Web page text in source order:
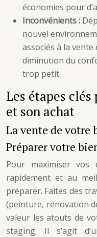
économies pour
Inconvénients :
nouvel
associés à la vente
diminution du
trop petit.
Les étapes
et son achat
La vente de votre
Préparer votre
Pour maximiser vos
rapidement et au
préparer. Faites des
(peinture, rénovation
valeur les atouts de
staging. Il s’agit